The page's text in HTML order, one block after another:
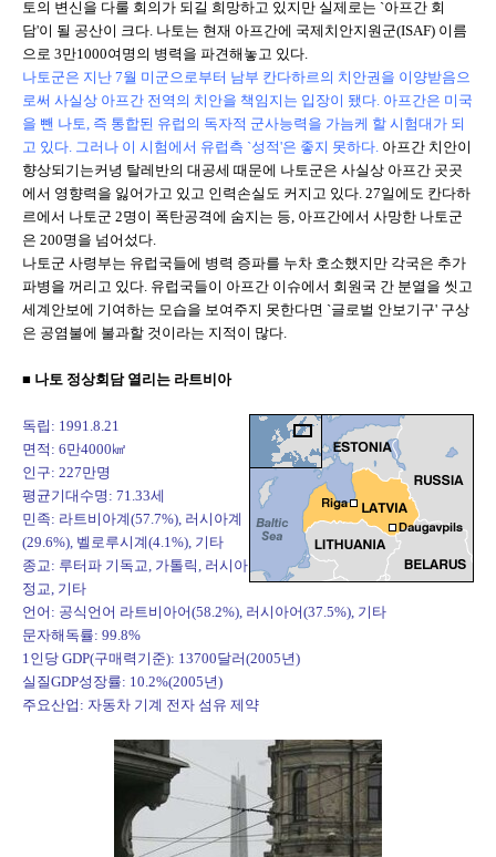
토의 변신을 다룰 회의가 되길 희망하고 있지만 실제로는 `아프간 회
담'이 될 공산이 크다. 나토는 현재 아프간에 국제치안지원군(ISAF) 이름
으로 3만1000여명의 병력을 파견해놓고 있다.
나토군은 지난 7월 미군으로부터 남부 칸다하르의 치안권을 이양받음으
로써 사실상 아프간 전역의 치안을 책임지는 입장이 됐다. 아프간은 미국
을 뺀 나토, 즉 통합된 유럽의 독자적 군사능력을 가늠케 할 시험대가 되
고 있다. 그러나 이 시험에서 유럽측 `성적'은 좋지 못하다. 아프간 치안이
향상되기는커녕 탈레반의 대공세 때문에 나토군은 사실상 아프간 곳곳
에서 영향력을 잃어가고 있고 인력손실도 커지고 있다. 27일에도 칸다하
르에서 나토군 2명이 폭탄공격에 숨지는 등, 아프간에서 사망한 나토군
은 200명을 넘어섰다.
나토군 사령부는 유럽국들에 병력 증파를 누차 호소했지만 각국은 추가
파병을 꺼리고 있다. 유럽국들이 아프간 이슈에서 회원국 간 분열을 씻고
세계안보에 기여하는 모습을 보여주지 못한다면 `글로벌 안보기구' 구상
은 공염불에 불과할 것이라는 지적이 많다.
■ 나토 정상회담 열리는 라트비아
독립: 1991.8.21
면적: 6만4000㎢
인구: 227만명
평균기대수명: 71.33세
민족: 라트비아계(57.7%), 러시아계
(29.6%), 벨로루시계(4.1%), 기타
종교: 루터파 기독교, 가톨릭, 러시아
정교, 기타
언어: 공식언어 라트비아어(58.2%), 러시아어(37.5%), 기타
문자해독률: 99.8%
1인당 GDP(구매력기준): 13700달러(2005년)
실질GDP성장률: 10.2%(2005년)
주요산업: 자동차 기계 전자 섬유 제약